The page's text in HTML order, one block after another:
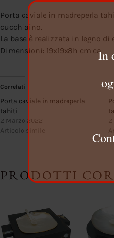
Porta caviale in madreperla
cucchiaino.
La base è realizzata in legno di
Dimensioni: 19x19x8h cm ca.
Correlati
Porta caviale in madreperla
tahiti
2 Marzo 2022
Articolo simile
2
PRODOTTI
In